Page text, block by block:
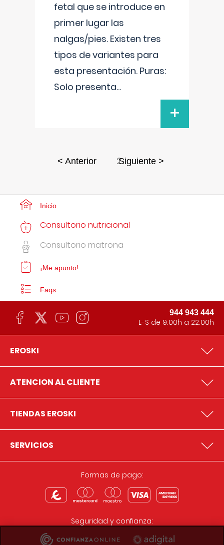
fetal que se introduce en
primer lugar las
nalgas/pies. Existen tres
tipos de variantes para
esta presentación. Puras:
Solo presenta...
+
< Anterior 2Siguiente >
Inicio
Consultorio nutricional
Consultorio matrona
¡Me apunto!
Faqs
944 943 444
L-S de 9:00h a 22:00h
EROSKI
ATENCION AL CLIENTE
TIENDAS EROSKI
SERVICIOS
Formas de pago:
Seguridad y confianza: